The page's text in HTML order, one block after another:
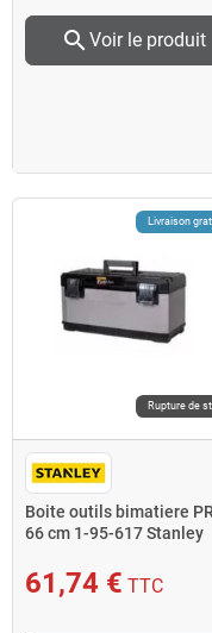
search Voir le produit
Livraison
Rupture de
Boite outils bimatiere
66 cm 1-95-617 Stanley
61,74 € TTC